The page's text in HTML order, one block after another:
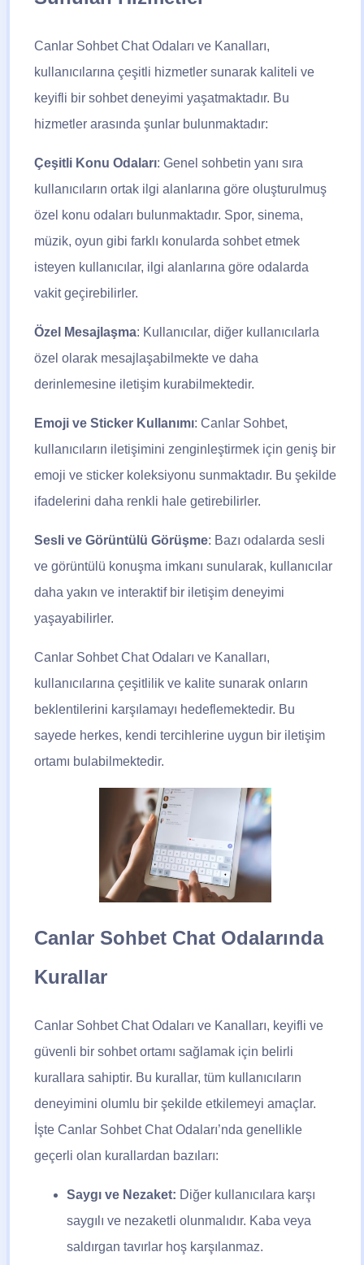
Canlar Sohbet Chat Odaları ve Kanalları,
kullanıcılarına çeşitli hizmetler sunarak kaliteli ve
keyifli bir sohbet deneyimi yaşatmaktadır. Bu
hizmetler arasında şunlar bulunmaktadır:
Çeşitli Konu Odaları: Genel sohbetin yanı sıra
kullanıcıların ortak ilgi alanlarına göre oluşturulmuş
özel konu odaları bulunmaktadır. Spor, sinema,
müzik, oyun gibi farklı konularda sohbet etmek
isteyen kullanıcılar, ilgi alanlarına göre odalarda
vakit geçirebilirler.
Özel Mesajlaşma: Kullanıcılar, diğer kullanıcılarla
özel olarak mesajlaşabilmekte ve daha
derinlemesine iletişim kurabilmektedir.
Emoji ve Sticker Kullanımı: Canlar Sohbet,
kullanıcıların iletişimini zenginleştirmek için geniş bir
emoji ve sticker koleksiyonu sunmaktadır. Bu şekilde
ifadelerini daha renkli hale getirebilirler.
Sesli ve Görüntülü Görüşme: Bazı odalarda sesli
ve görüntülü konuşma imkanı sunularak, kullanıcılar
daha yakın ve interaktif bir iletişim deneyimi
yaşayabilirler.
Canlar SohbetChat Odaları ve Kanalları,
kullanıcılarına çeşitlilik ve kalite sunarak onların
beklentilerini karşılamayı hedeflemektedir. Bu
sayede herkes, kendi tercihlerine uygun bir iletişim
ortamı bulabilmektedir.
Canlar Sohbet Chat Odalarında
Kurallar
Canlar Sohbet Chat Odaları ve Kanalları, keyifli ve
güvenli bir sohbet ortamı sağlamak için belirli
kurallara sahiptir. Bu kurallar, tüm kullanıcıların
deneyimini olumlu bir şekilde etkilemeyi amaçlar.
İşte Canlar Sohbet Chat Odaları’nda genellikle
geçerli olan kurallardan bazıları:
Saygı ve Nezaket: Diğer kullanıcılara karşı
saygılı ve nezaketli olunmalıdır. Kaba veya
saldırgan tavırlar hoş karşılanmaz.